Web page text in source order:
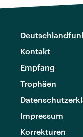
Kontakt
Empfang
Trophäen
Impressum
Korrekturen